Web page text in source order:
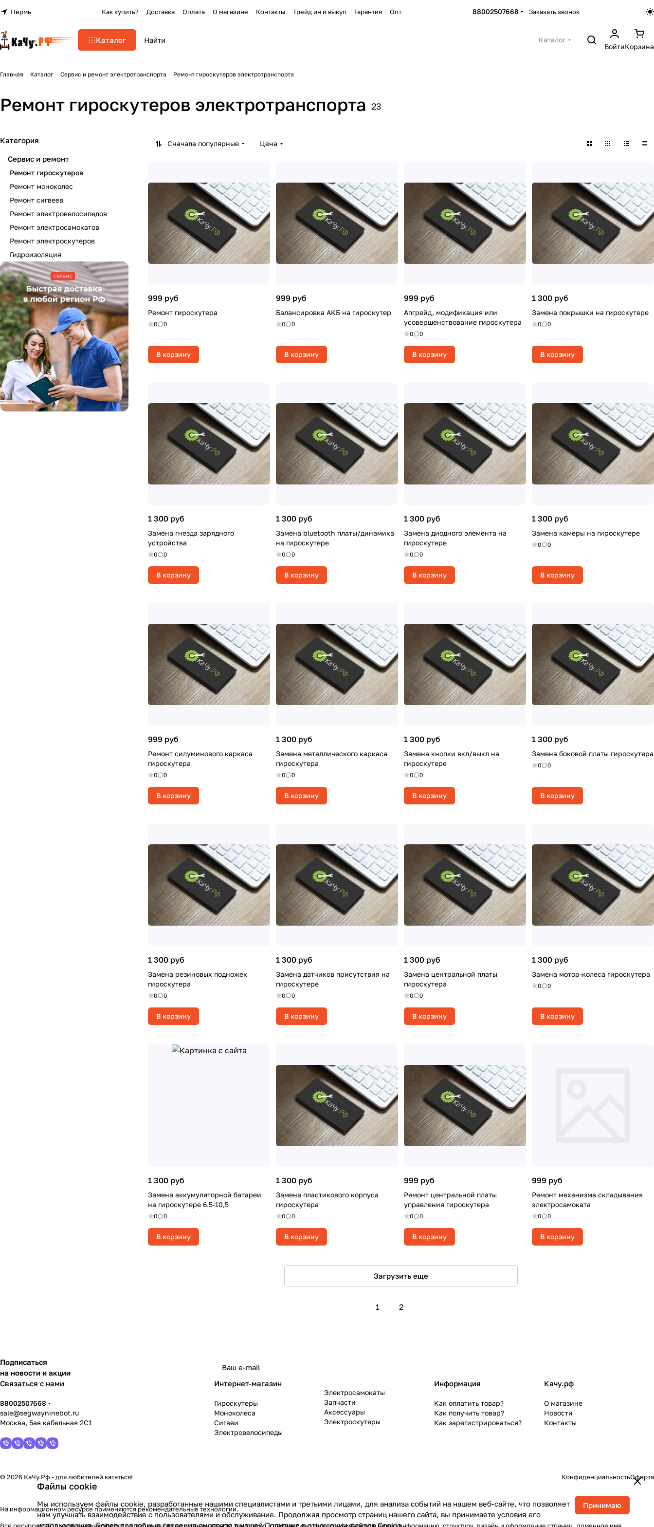
Пермь Как купить? Доставка Оплата О магазине Контакты Трейд ин и выкуп Гарантия Опт 88002507668 Заказать звонок
Каталог
Каталог
ВойтиКорзина
Главная Каталог Сервис и ремонт электротранспорта Ремонт гироскутеров электротранспорта
Ремонт гироскутеров электротранспорта 23
Сначала популярные Цена
999 руб
Ремонт гироскутера
0 0
В корзину
999 руб
Балансировка АКБ на гироскутер
0 0
В корзину
999 руб
Апгрейд, модификация или
усовершенствование гироскутера
0 0
В корзину
1 300 руб
Замена покрышки на гироскутере
0 0
В корзину
1 300 руб
Замена гнезда зарядного
устройства
0 0
В корзину
1 300 руб
Замена bluetooth платы/динамика
на гироскутере
0 0
В корзину
1 300 руб
Замена диодного элемента на
гироскутере
0 0
В корзину
1 300 руб
Замена камеры на гироскутере
0 0
В корзину
999 руб
Ремонт силуминового каркаса
гироскутера
0 0
В корзину
1 300 руб
Замена металлического каркаса
гироскутера
0 0
В корзину
1 300 руб
Замена кнопки вкл/выкл на
гироскутере
0 0
В корзину
1 300 руб
Замена боковой платы гироскутера
0 0
В корзину
1 300 руб
Замена резиновых подножек
гироскутера
0 0
В корзину
1 300 руб
Замена датчиков присутствия на
гироскутере
0 0
В корзину
1 300 руб
Замена центральной платы
гироскутера
0 0
В корзину
1 300 руб
Замена мотор-колеса гироскутера
0 0
В корзину
1 300 руб
Замена аккумуляторной батареи
на гироскутере 6.5-10,5
0 0
В корзину
1 300 руб
Замена пластикового корпуса
гироскутера
0 0
В корзину
999 руб
Ремонт центральной платы
управления гироскутера
0 0
В корзину
999 руб
Ремонт механизма складывания
электросамоката
0 0
В корзину
Загрузить еще
1 2
Категория
Сервис и ремонт
Ремонт гироскутеров
Ремонт моноколес
Ремонт сигвеев
Ремонт электровелосипедов
Ремонт электросамокатов
Ремонт электроскутеров
Гидроизоляция
Подписаться
на новости и акции
Связаться с нами
88002507668
sale@segwayninebot.ru
Москва, 5ая кабельная 2С1
Интернет-магазин
Гироскутеры
Моноколеса
Сигвеи
Электровелосипеды
Электросамокаты
Запчасти
Аксессуары
Электроскутеры
Информация
Как оплатить товар?
Как получить товар?
Как зарегистрироваться?
Качу.рф
О магазине
Новости
Контакты
© 2026 КаЧу.Рф - для любителей кататься! КонфиденциальностьОферта
На информационном ресурсе применяютсярекомендательные технологии.
Файлы cookie
Мы используем файлы cookie, разработанные нашими специалистами и третьими лицами, для анализа событий на нашем веб-сайте, что позволяет
нам улучшать взаимодействие с пользователями и обслуживание. Продолжая просмотр страниц нашего сайта, вы принимаете условия его
использования. Более подробные сведения смотрите в нашейПолитике в отношении файлов Cookie.
Принимаю